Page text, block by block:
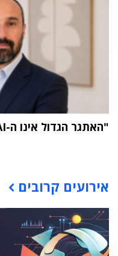
"האתגר הגדול אינו ה-AI אלא הטמעתה בארגון"
אירועים קרובים